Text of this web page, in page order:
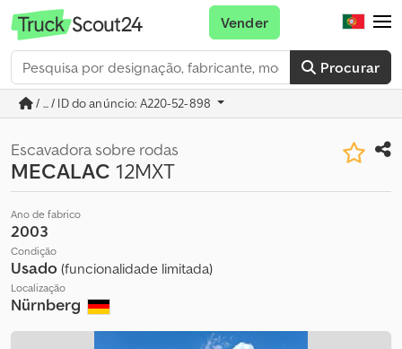
Procurar
Vender
/ ... / ID do anúncio: A220-52-898
Escavadora sobre rodas
MECALAC 12MXT
Ano de fabrico
2003
Condição
Usado (funcionalidade limitada)
Localização
Nürnberg